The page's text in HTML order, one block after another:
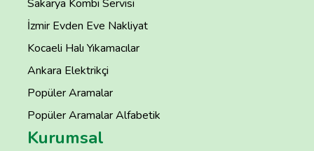
Sakarya Kombi Servisi
İzmir Evden Eve Nakliyat
Kocaeli Halı Yıkamacılar
Ankara Elektrikçi
Popüler Aramalar
Popüler Aramalar Alfabetik
Kurumsal